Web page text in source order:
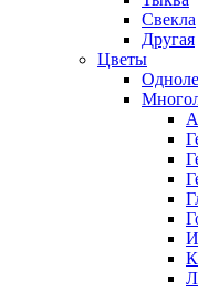
Свекла
Другая
Цветы